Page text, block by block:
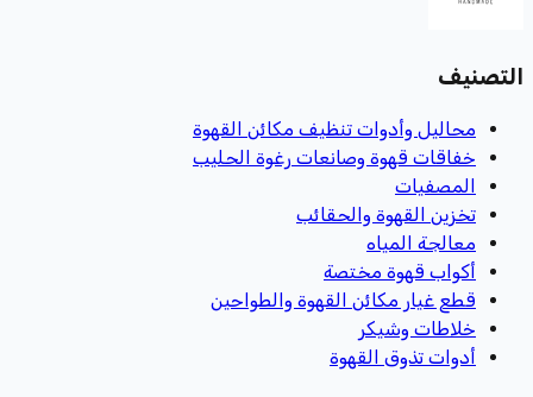
التصنيف
محاليل وأدوات تنظيف مكائن القهوة
خفاقات قهوة وصانعات رغوة الحليب
المصفيات
تخزين القهوة والحقائب
معالجة المياه
أكواب قهوة مختصة
قطع غيار مكائن القهوة والطواحين
خلاطات وشيكر
أدوات تذوق القهوة